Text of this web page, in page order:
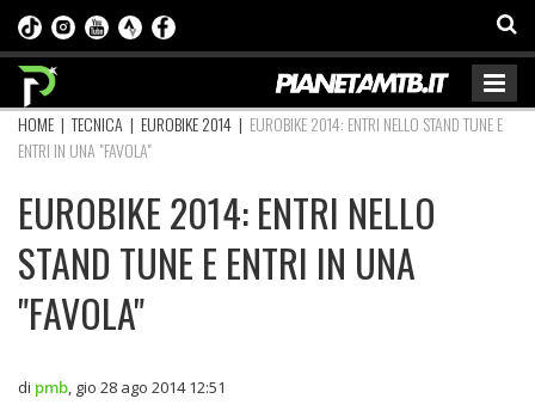
HOME |TECNICA | EUROBIKE 2014 | EUROBIKE 2014: ENTRI NELLO STAND TUNE E
ENTRI IN UNA "FAVOLA"
EUROBIKE 2014: ENTRI NELLO
STAND TUNE E ENTRI IN UNA
"FAVOLA"
di pmb gio 28 ago 2014 12:51